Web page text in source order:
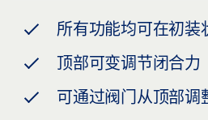
所有功能均可在初装
顶部可变调节闭合力
可通过阀门从顶部调